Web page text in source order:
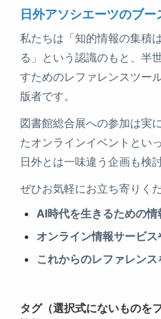
日外アソシエーツのブ
私たちは「知的情報の集積
る」という認識のもと、半
すためのレファレンスツー
版者です。
図書館総合展への参加は実
たオンラインイベントとい
日外とは一味違う企画も検
ぜひお気軽にお立ち寄りくだ
AI時代を生きるための
オンライン情報サービ
これからのレファレン
タグ（選択式にないものを